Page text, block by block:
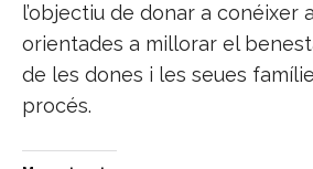
l’objectiu de donar a conéixer
orientades a millorar el
de les dones i les seues
procés.